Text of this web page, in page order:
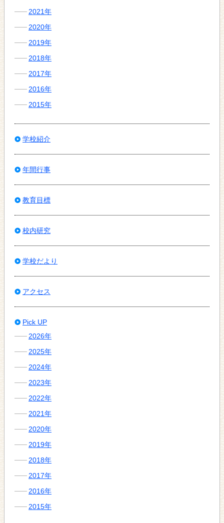
2021年
2020年
2019年
2018年
2017年
2016年
2015年
学校紹介
年間行事
教育目標
校内研究
学校だより
アクセス
Pick UP
2026年
2025年
2024年
2023年
2022年
2021年
2020年
2019年
2018年
2017年
2016年
2015年